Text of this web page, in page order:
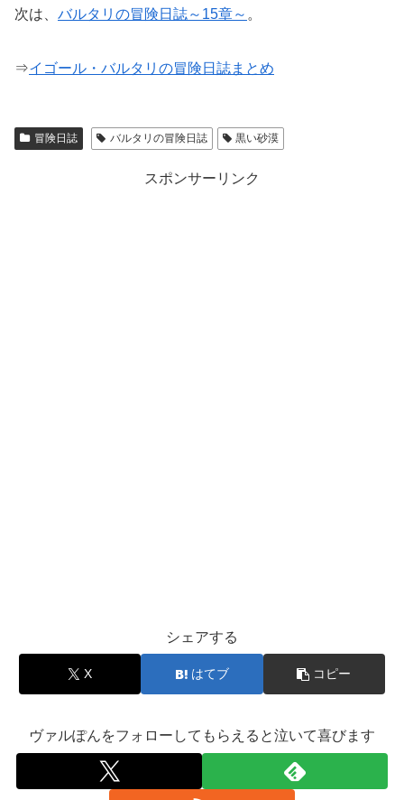
次は、 バルタリの冒険日誌～15章～ 。
⇒イゴール・バルタリの冒険日誌まとめ
冒険日誌 バルタリの冒険日誌 黒い砂漠
スポンサーリンク
シェアする
X はてブ コピー
ヴァルぽんをフォローしてもらえると泣いて喜びます